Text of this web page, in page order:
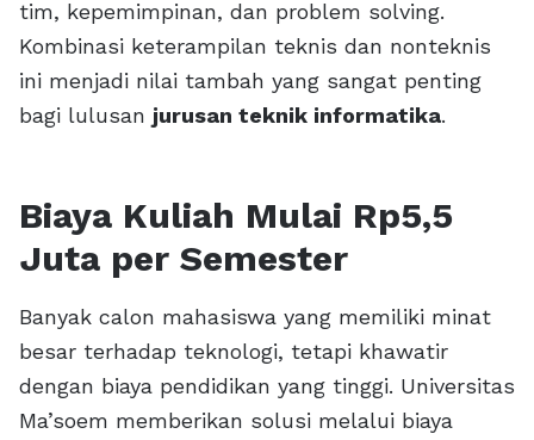
tim, kepemimpinan, dan problem solving.
Kombinasi keterampilan teknis dan nonteknis
ini menjadi nilai tambah yang sangat penting
bagi lulusan jurusan teknik informatika.
Biaya Kuliah Mulai Rp5,5
Juta per Semester
Banyak calon mahasiswa yang memiliki minat
besar terhadap teknologi, tetapi khawatir
dengan biaya pendidikan yang tinggi. Universitas
Ma’soem memberikan solusi melalui biaya